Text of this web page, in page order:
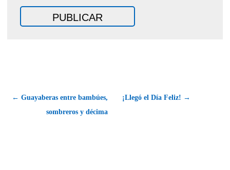
← Guayaberas entre bambúes,
sombreros y décima
¡Llegó el Día Feliz! →